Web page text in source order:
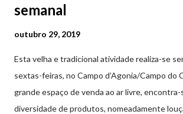
semanal
outubro 29, 2019
Esta velha e tradicional atividade realiza-se
sextas-feiras, no Campo d’Agonia/Campo do
grande espaço de venda ao ar livre, encontra-
diversidade de produtos, nomeadamente